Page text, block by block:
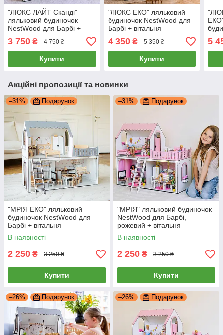
"ЛЮКС ЛАЙТ Сканді"
ляльковий будиночок
NestWood для Барбі +
вітальня
3 750 ₴ 4 750 ₴
Купити
"ЛЮКС ЕКО" ляльковий
будиночок NestWood для
Барбі + вітальня
4 350₴ 5 350 ₴
Купити
5
Акційні пропозиції та новинки
–31% Подарунок
"МРІЯ ЕКО" ляльковий
будиночок NestWood для
Барбі + вітальня
В наявності
2 250 ₴ 3 250 ₴
Купити
–31% Подарунок
"МРІЯ" ляльковий будиночок
NestWood для Барбі,
рожевий + вітальня
В наявності
2 250 ₴ 3 250 ₴
Купити
–26% Подарунок –26% Подарунок